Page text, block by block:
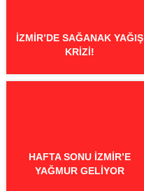
İZMIR’DE SAĞANAK YAĞIŞ
KRIZI!
HAFTA SONU İZMIR’E
YAĞMUR GELIYOR